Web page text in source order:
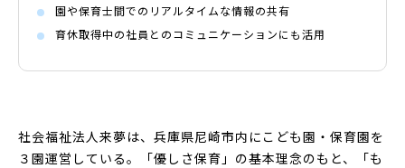
園や保育士間でのリアルタイムな情報の共有
育休取得中の社員とのコミュニケーションにも活用
社会福祉法人来夢は、兵庫県尼崎市内にこども園・保育園を
３園運営している。「優しさ保育」の基本理念のもと、「も